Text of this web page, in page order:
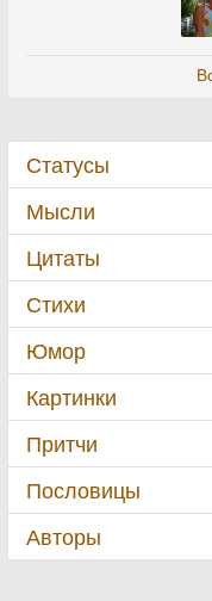
Статусы
Мысли
Цитаты
Стихи
Юмор
Картинки
Притчи
Пословицы
Авторы